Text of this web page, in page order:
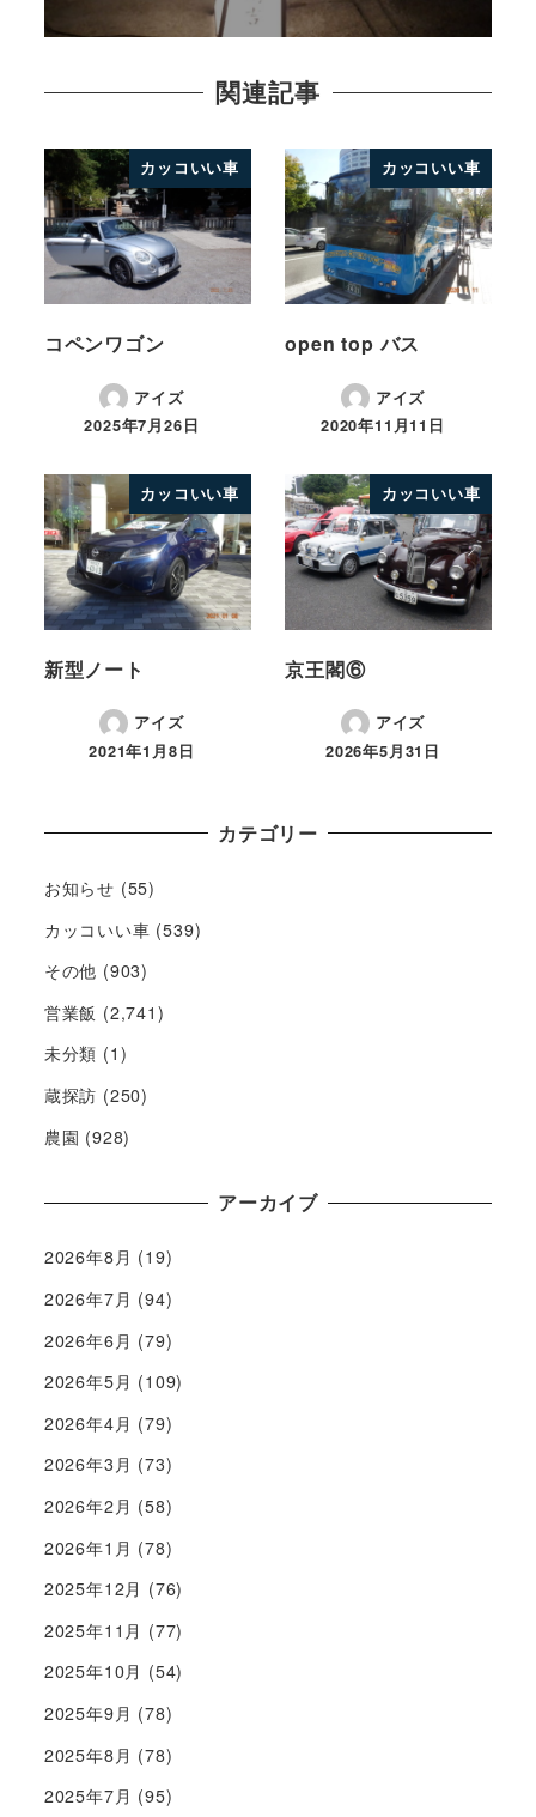
関連記事
カッコいい車
コペンワゴン
アイズ
2025年7月26日
カッコいい車
open top バス
アイズ
2020年11月11日
カッコいい車
新型ノート
アイズ
2021年1月8日
カッコいい車
京王閣⑥
アイズ
2026年5月31日
カテゴリー
お知らせ (55)
カッコいい車 (539)
その他 (903)
営業飯 (2,741)
未分類 (1)
蔵探訪 (250)
農園 (928)
アーカイブ
2026年8月 (19)
2026年7月 (94)
2026年6月 (79)
2026年5月 (109)
2026年4月 (79)
2026年3月 (73)
2026年2月 (58)
2026年1月 (78)
2025年12月 (76)
2025年11月 (77)
2025年10月 (54)
2025年9月 (78)
2025年8月 (78)
2025年7月 (95)